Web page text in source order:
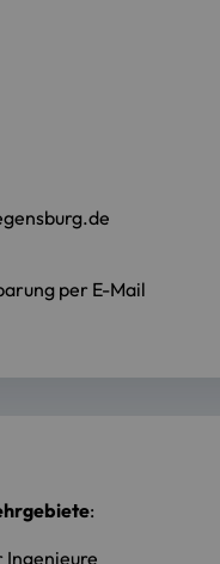
per E-Mail
: